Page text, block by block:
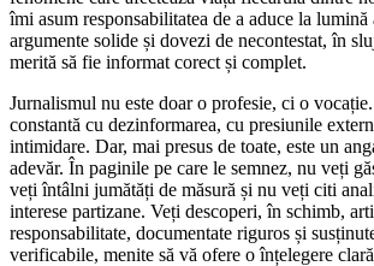
îmi asum responsabilitatea de a aduce la lumină
argumente solide și dovezi de necontestat, în
merită să fie informat corect și complet.
Jurnalismul nu este doar o profesie, ci o
constantă cu dezinformarea, cu presiunile
intimidare. Dar, mai presus de toate, este un
adevăr. În paginile pe care le semnez, nu veți
veți întâlni jumătăți de măsură și nu veți citi
interese partizane. Veți descoperi, în schimb,
responsabilitate, documentate riguros și
verificabile, menite să vă ofere o înțelegere